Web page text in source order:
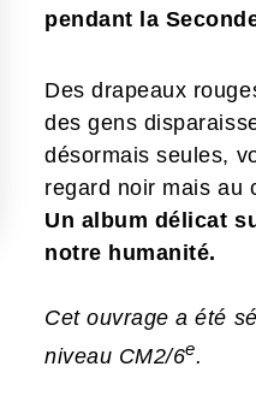
pendant la
Des drapeaux
des gens
désormais seules,
regard noir mais au
Un album délicat
notre humanité.
Cet ouvrage a été
niveau CM2/6e.